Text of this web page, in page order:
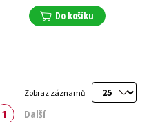
Do košíku
Zobraz záznamů
1 Další